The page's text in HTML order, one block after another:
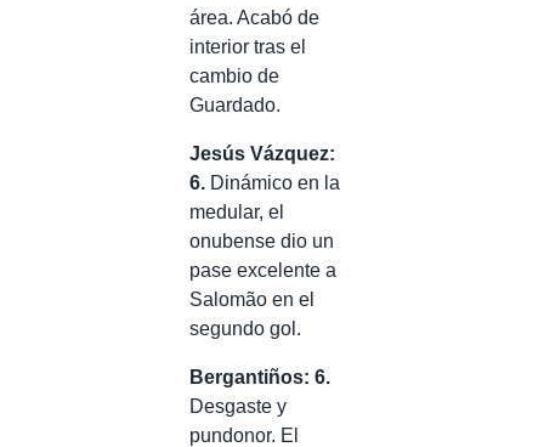
área. Acabó de
interior tras el
cambio de
Guardado.
Jesús Vázquez:
6. Dinámico en la
medular, el
onubense dio un
pase excelente a
Salomão en el
segundo gol.
Bergantiños: 6.
Desgaste y
pundonor. El